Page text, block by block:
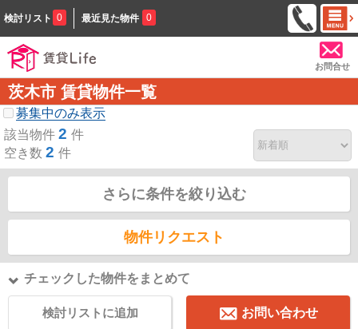
検討リスト 0 最近見た物件 0
お問合せ
茨木市 賃貸物件一覧
募集中のみ表示
該当物件 2 件
空き数 2 件
さらに条件を絞り込む
物件リクエスト
チェックした物件をまとめて
検討リストに追加 お問い合わせ